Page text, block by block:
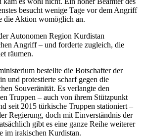
besucht wenige Tage vor dem Angriff
die Aktion womöglich an.
Autonomen Region Kurdistan
Angriff – und forderte zugleich, die
räumen.
bestellte die Botschafter der
und protestierte scharf gegen die
Souveränität. Es verlangte den
Truppen – auch von ihrem Stützpunkt
seit 2015 türkische Truppen stationiert –
Regierung, doch mit Einverständnis der
gibt es eine ganze Reihe weiterer
im irakischen Kurdistan.